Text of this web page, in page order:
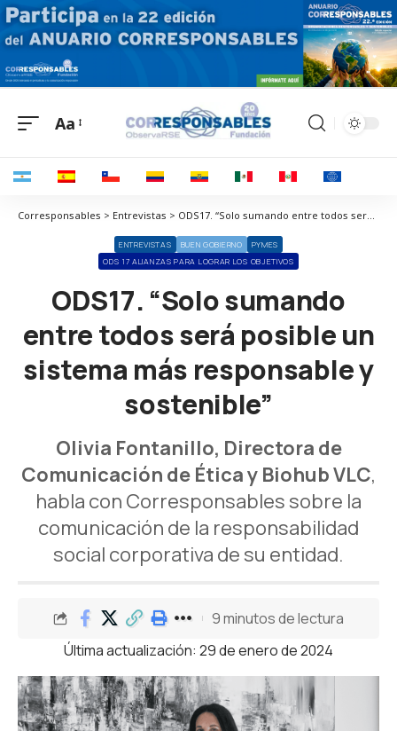
Aa
Corresponsables > Entrevistas > ODS17. “Solo sumando entre todos será posible un sistema más responsable y sostenible”
ENTREVISTAS BUEN GOBIERNO
PYMES
ODS 17 ALIANZAS PARA LOGRAR LOS OBJETIVOS
ODS17. “Solo sumando
entre todos será posible un
sistema más responsable y
sostenible”
Olivia Fontanillo, Directora de
Comunicación de Ética y Biohub VLC,
habla con Corresponsables sobre la
comunicación de la responsabilidad
social corporativa de su entidad.
Última actualización: 29 de enero de 2024
9 minutos de lectura